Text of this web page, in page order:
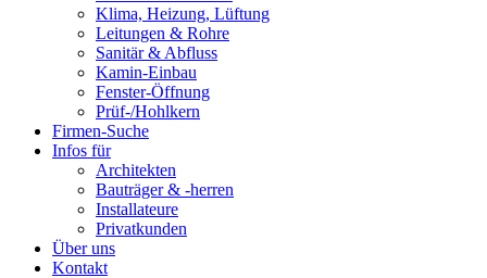
Klima, Heizung, Lüftung
Leitungen & Rohre
Sanitär & Abfluss
Kamin-Einbau
Fenster-Öffnung
Prüf-/Hohlkern
Firmen-Suche
Infos für
Architekten
Bauträger & -herren
Installateure
Privatkunden
Über uns
Kontakt